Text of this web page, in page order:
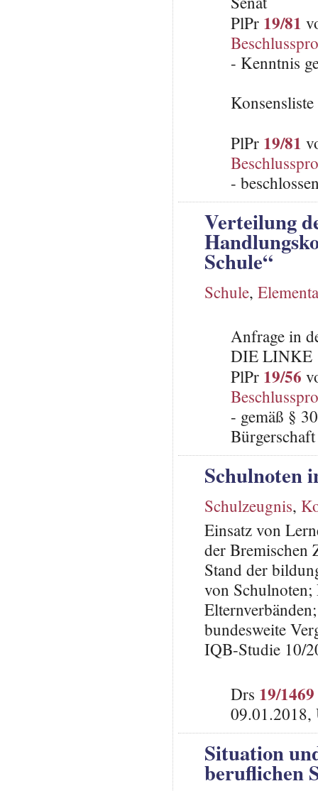
PlPr 19/81
- Kenntnis
PlPr 19/81
-
Verteilung
Schule“
Schule,
Anfrage in
DIE LINKE
PlPr 19/56
- gemäß §
Schulnoten
Schulzeugnis,
Einsatz von
der Bremischen
Stand der
von
bundesweite
IQB-Studie 10/
Drs 19/1469
09.01.2018,
Situation
beruflichen